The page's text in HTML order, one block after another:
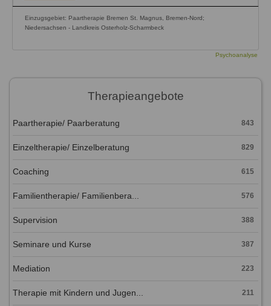
Einzugsgebiet: Paartherapie Bremen St. Magnus, Bremen-Nord;
Niedersachsen - Landkreis Osterholz-Scharmbeck
Psychoanalyse
Therapieangebote
Paartherapie/ Paarberatung 843
Einzeltherapie/ Einzelberatung 829
Coaching 615
Familientherapie/ Familienbera... 576
Supervision 388
Seminare und Kurse 387
Mediation 223
Therapie mit Kindern und Jugen... 211